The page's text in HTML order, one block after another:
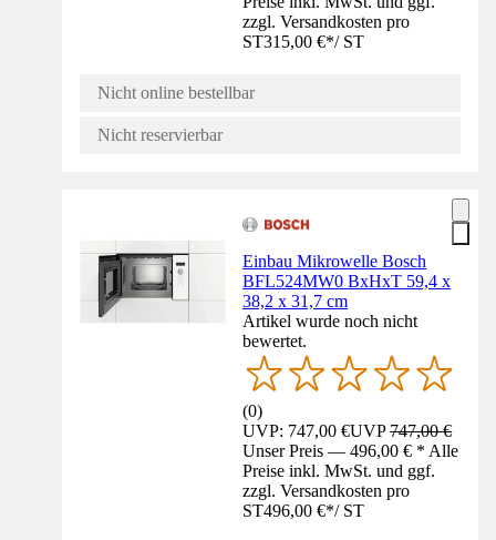
zzgl. Versandkosten pro
ST315,00 €*/ ST
Nicht online bestellbar
Nicht reservierbar
Einbau Mikrowelle Bosch
BFL524MW0 BxHxT 59,4 x
38,2 x 31,7 cm
Artikel wurde noch nicht
bewertet.
(0)
UVP: 747,00 €UVP747,00 €
Unser Preis — 496,00 € * Alle
Preise inkl. MwSt. und ggf.
zzgl. Versandkosten pro
ST496,00 €*/ ST